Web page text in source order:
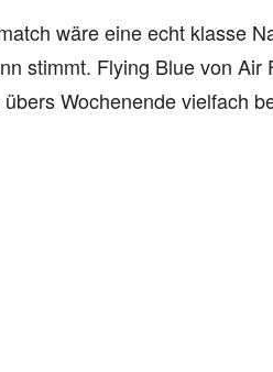
wäre eine echt klasse
stimmt. Flying Blue von
Wochenende vielfach